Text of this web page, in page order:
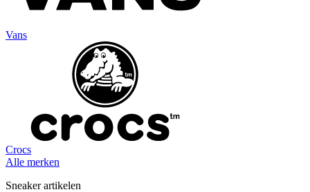
Vans
Crocs
Alle merken
Sneaker artikelen